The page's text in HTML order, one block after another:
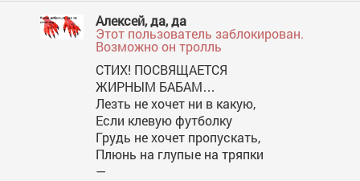
Алексей, да, да
Этот пользователь заблокирован.
Возможно он тролль
СТИХ! ПОСВЯЩАЕТСЯ
ЖИРНЫМ БАБАМ…
Лезть не хочет ни в какую,
Если клевую футболку
Грудь не хочет пропускать,
Плюнь на глупые на тряпки
—